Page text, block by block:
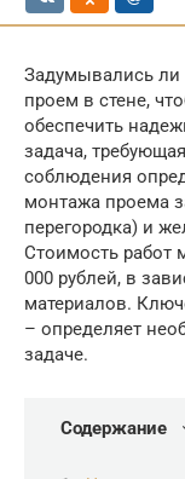
Задумывались ли
проем в стене,
обеспечить
задача,
соблюдения
монтажа проема
перегородка) и
Стоимость работ
000 рублей, в
материалов.
– определяет
задаче.
Содержание